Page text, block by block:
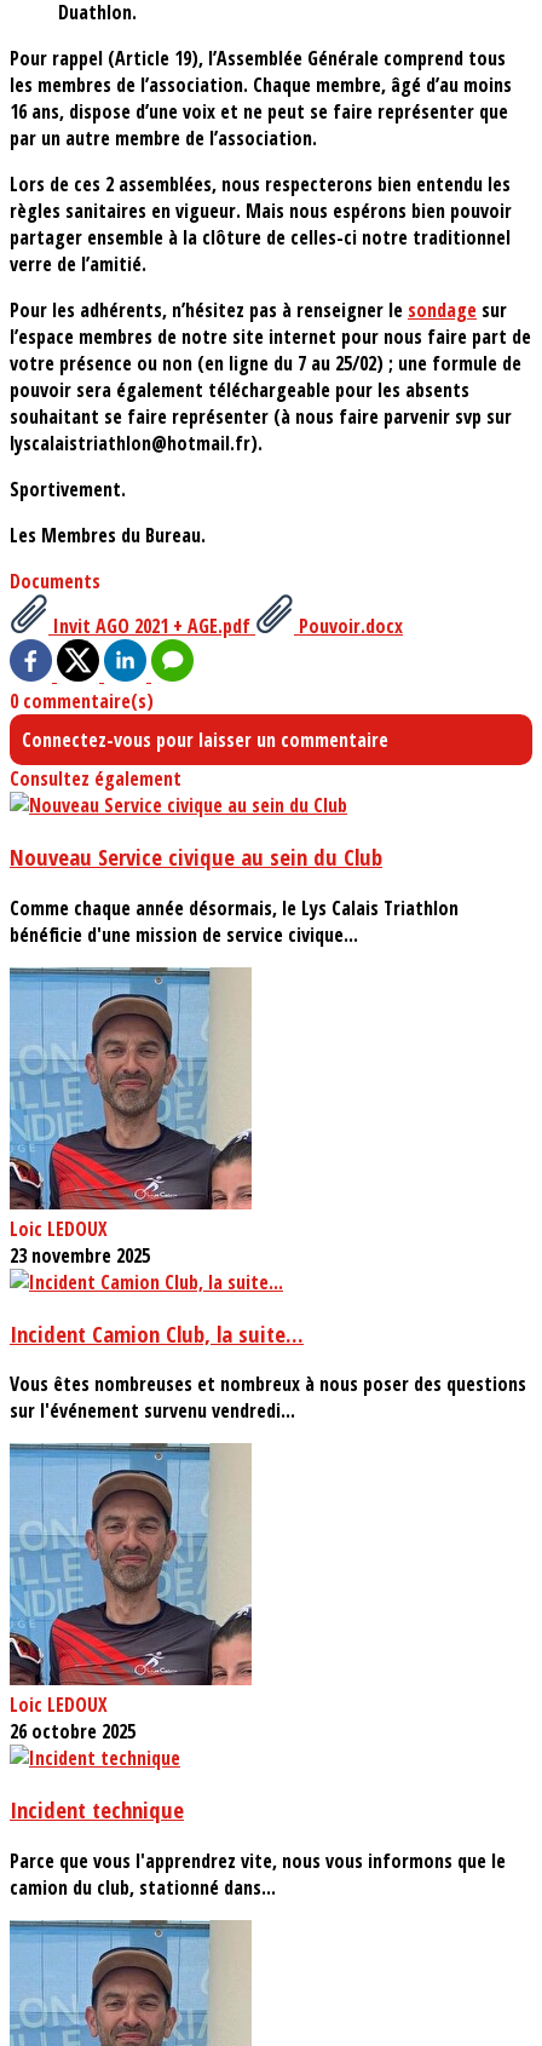
Duathlon.
Pour rappel (Article 19), l’Assemblée Générale comprend tous
les membres de l’association. Chaque membre, âgé d’au moins
16 ans, dispose d’une voix et ne peut se faire représenter que
par un autre membre de l’association.
Lors de ces 2 assemblées, nous respecterons bien entendu les
règles sanitaires en vigueur. Mais nous espérons bien pouvoir
partager ensemble à la clôture de celles-ci notre traditionnel
verre de l’amitié.
Pour les adhérents, n’hésitez pas à renseigner le sondage sur
l’espace membres de notre site internet pour nous faire part de
votre présence ou non (en ligne du 7 au 25/02) ; une formule de
pouvoir sera également téléchargeable pour les absents
souhaitant se faire représenter (à nous faire parvenir svp sur
lyscalaistriathlon@hotmail.fr).
Sportivement.
Les Membres du Bureau.
Documents
Invit AGO 2021 + AGE.pdf
Pouvoir.docx
0 commentaire(s)
Connectez-vous pour laisser un commentaire
Consultez également
Nouveau Service civique au sein du Club
Comme chaque année désormais, le Lys Calais Triathlon
bénéficie d'une mission de service civique...
Loic LEDOUX
23 novembre 2025
Incident Camion Club, la suite...
Vous êtes nombreuses et nombreux à nous poser des questions
sur l'événement survenu vendredi...
Loic LEDOUX
26 octobre 2025
Incident technique
Parce que vous l'apprendrez vite, nous vous informons que le
camion du club, stationné dans...